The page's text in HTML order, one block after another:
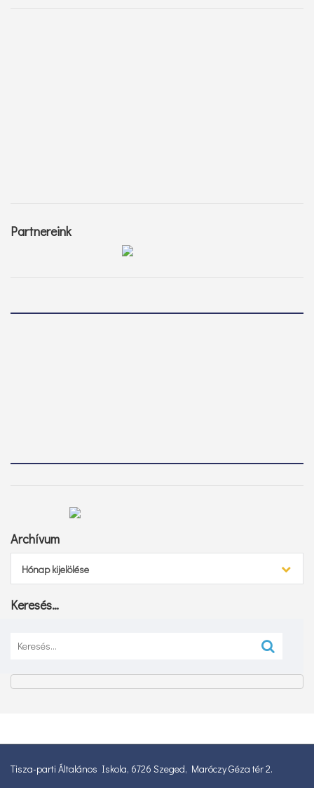
Partnereink
Archívum
Hónap kijelölése
Keresés…
Keresés:
Tisza-parti Általános Iskola, 6726 Szeged, Maróczy Géza tér 2.